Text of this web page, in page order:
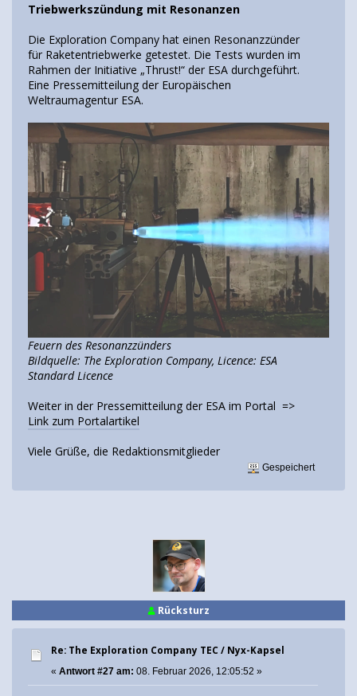
Triebwerkszündung mit Resonanzen
Die Exploration Company hat einen Resonanzzünder
für Raketentriebwerke getestet. Die Tests wurden im
Rahmen der Initiative „Thrust!“ der ESA durchgeführt.
Eine Pressemitteilung der Europäischen
Weltraumagentur ESA.
Feuern des Resonanzzünders
Bildquelle: The Exploration Company, Licence: ESA
Standard Licence
Weiter in der Pressemitteilung der ESA im Portal =>
Link zum Portalartikel
Viele Grüße, die Redaktionsmitglieder
Gespeichert
Rücksturz
Re: The Exploration Company TEC / Nyx-Kapsel
« Antwort #27 am: 08. Februar 2026, 12:05:52 »